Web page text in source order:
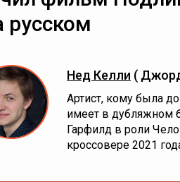
русском
Нед Келли (
Артист, кому была
имеет в дубляжном
Гарфилд в роли
кроссовере 2021